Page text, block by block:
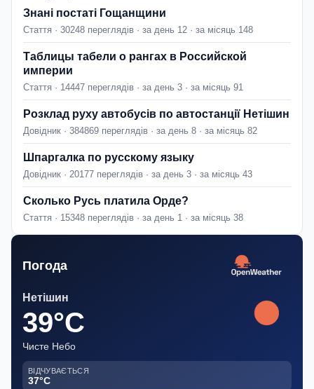
Знані постаті Гощанщини
Стаття · 30248 переглядів · за день 12 · за місяць 148
Таблицы табели о рангах в Российской
империи
Стаття · 14447 переглядів · за день 3 · за місяць 91
Розклад руху автобусів по автостанції Нетішин
Довідник · 384869 переглядів · за день 8 · за місяць 82
Шпаргалка по русскому языку
Довідник · 20177 переглядів · за день 3 · за місяць 43
Сколько Русь платила Орде?
Стаття · 15348 переглядів · за день 1 · за місяць 38
Погода
Нетішин
39°C
Чисте Небо
ВІДЧУВАЄТЬСЯ
37°C